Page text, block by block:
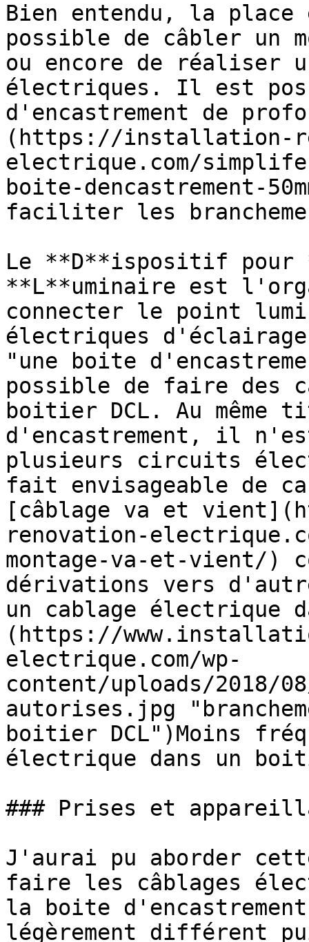
Bien entendu, la
possible de câbler un
ou encore de réaliser
électriques. Il est
d'encastrement de
(https://installation-
electrique.com/
boite-dencastrement-
faciliter les
Le **D**ispositif pour
**L**uminaire est
connecter le point
électriques
"une boite
possible de faire des
boitier DCL. Au même
d'encastrement, il
plusieurs circuits
fait envisageable de
[câblage va et
renovation-
montage-va-et-vient/)
dérivations vers
un cablage électrique
(https://
electrique.com/wp-
content/uploads/2018/
autorises.jpg
boitier DCL")Moins
électrique dans un
### Prises et
J'aurai pu aborder
faire les câblages
la boite
légèrement différent